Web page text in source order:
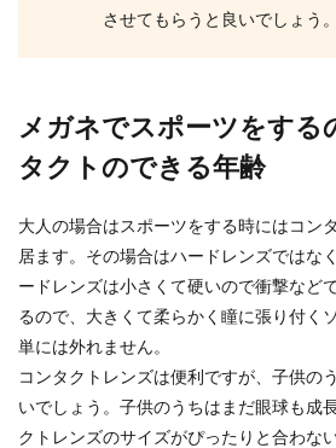
させてもらうと良いでしょう。
メガネでスポーツをする
タクトのできる年齢
大人の場合はスポーツをする時にはコン
居ます。その場合はハードレンズではな
ードレンズは小さくて硬いので衝撃など
るので、大きくて柔らかく瞳に張り付く
単には外れません。
コンタクトレンズは便利ですが、子供の
いでしょう。子供のうちはまだ眼球も成
クトレンズのサイズがぴったりと合わな